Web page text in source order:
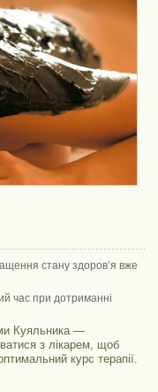
стану здоров’я вже
час при дотриманні
Куяльника —
з лікарем, щоб
курс терапії.